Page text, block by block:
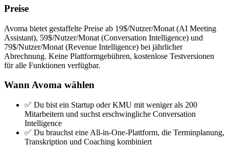
Preise
Avoma bietet gestaffelte Preise ab 19$/Nutzer/Monat (AI Meeting
Assistant), 59$/Nutzer/Monat (Conversation Intelligence) und
79$/Nutzer/Monat (Revenue Intelligence) bei jährlicher
Abrechnung. Keine Plattformgebühren, kostenlose Testversionen
für alle Funktionen verfügbar.
Wann Avoma wählen
✅ Du bist ein Startup oder KMU mit weniger als 200
Mitarbeitern und suchst erschwingliche Conversation
Intelligence
✅ Du brauchst eine All-in-One-Plattform, die Terminplanung,
Transkription und Coaching kombiniert